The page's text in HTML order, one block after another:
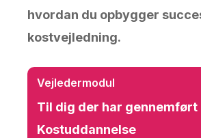
hvordan du opbygger
kostvejledning.
Vejledermodul
Til dig der har gennemført
Kostuddannelse